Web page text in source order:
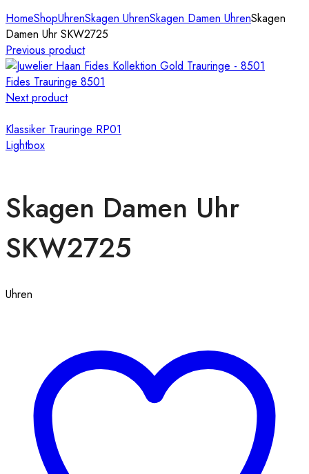
HomeShopUhrenSkagen UhrenSkagen Damen UhrenSkagen
Damen Uhr SKW2725
Previous product
Fides Trauringe 8501
Next product
Klassiker Trauringe RP01
Lightbox
Skagen Damen Uhr
SKW2725
Uhren